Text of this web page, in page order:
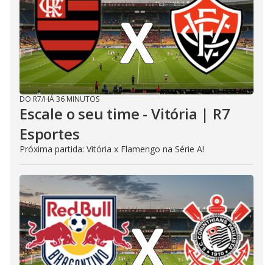
DO R7/HÁ 36 MINUTOS
Escale o seu time - Vitória | R7
Esportes
Próxima partida: Vitória x Flamengo na Série A!